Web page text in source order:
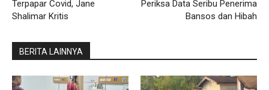
Terpapar Covid, Jane
Shalimar Kritis
Periksa Data Seribu Penerima
Bansos dan Hibah
BERITA LAINNYA